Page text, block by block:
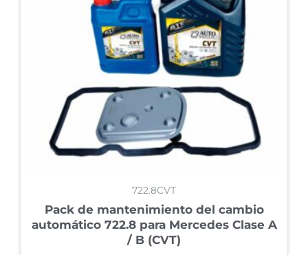
722.8CVT
Pack de mantenimiento del cambio
automático 722.8 para Mercedes Clase A
/ B (CVT)